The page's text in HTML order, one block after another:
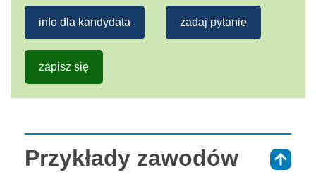
info dla kandydata zadaj pytanie
zapisz się
Przykłady zawodów